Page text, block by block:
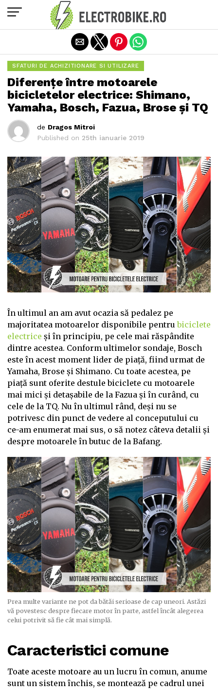
SFATURI DE ACHIZITIONARE SI UTILIZARE
Diferențe între motoarele
bicicletelor electrice: Shimano,
Yamaha, Bosch, Fazua, Brose și TQ
de Dragos Mitroi
Published on 25th ianuarie 2019
În ultimul an am avut ocazia să pedalez pe
majoritatea motoarelor disponibile pentrubiciclete
electrice și în principiu, pe cele mai răspândite
dintre acestea. Conform ultimelor sondaje, Bosch
este în acest moment lider de piață, fiind urmat de
Yamaha, Brose și Shimano. Cu toate acestea, pe
piață sunt oferite destule biciclete cu motoarele
mai mici și detașabile de la Fazua și în curând, cu
cele de la TQ. Nu în ultimul rând, deși nu se
potrivesc din punct de vedere al conceputului cu
ce-am enumerat mai sus, o să notez câteva detalii și
despre motoarele în butuc de la Bafang.
Prea multe variante ne pot da bătăi serioase de cap uneori. Astăzi
vă povestesc despre fiecare motor în parte, astfel încât alegerea
celui potrivit să fie cât mai simplă.
Caracteristici comune
Toate aceste motoare au un lucru în comun, anume
sunt un sistem închis, se montează pe cadrul unei
Exit mobile version